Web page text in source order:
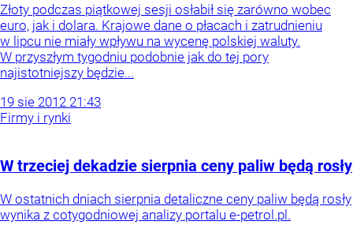
Złoty podczas piątkowej sesji osłabił się zarówno wobec
euro, jak i dolara. Krajowe dane o płacach i zatrudnieniu
w lipcu nie miały wpływu na wycenę polskiej waluty.
W przyszłym tygodniu podobnie jak do tej pory
najistotniejszy będzie...
19 sie 2012 21:43
Firmy i rynki
W trzeciej dekadzie sierpnia ceny paliw będą rosły
W ostatnich dniach sierpnia detaliczne ceny paliw będą rosły
wynika z cotygodniowej analizy portalu e-petrol.pl.